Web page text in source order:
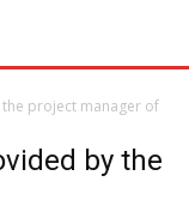
project manager of
by the